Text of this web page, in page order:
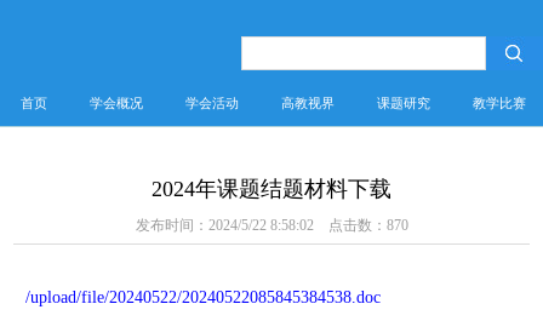
首页 学会概况 学会活动 高教视界 课题研究 教学比赛
2024年课题结题材料下载
发布时间：2024/5/22 8:58:02 点击数： 870
/upload/file/20240522/20240522085845384538.doc